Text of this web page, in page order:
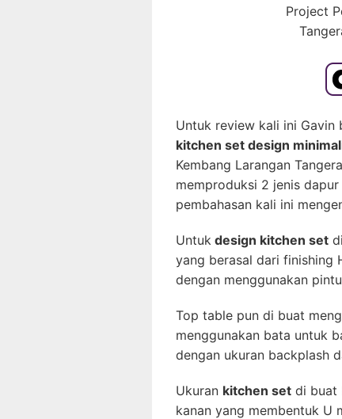
Project
Untuk review kali ini Gavin
kitchen set design
Kembang Larangan
memproduksi 2 jenis
pembahasan kali ini
Untuk design kitchen set
yang berasal dari finishing
dengan menggunakan
Top table pun di buat
menggunakan bata untuk
dengan ukuran backplash
Ukuran kitchen set di buat
kanan yang membentuk U